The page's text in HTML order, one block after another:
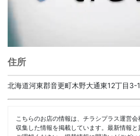
住所
北海道河東郡音更町木野大通東12丁目3-1
こちらのお店の情報は、チラシプラス運営
収集した情報を掲載しています。最新情報